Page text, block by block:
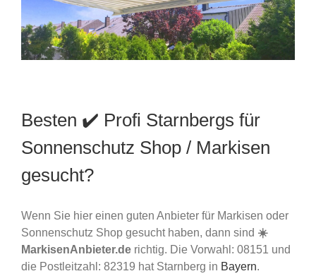
Besten ✔️ Profi Starnbergs für
Sonnenschutz Shop / Markisen
gesucht?
Wenn Sie hier einen guten Anbieter für Markisen oder
Sonnenschutz Shop gesucht haben, dann sind ☀️
MarkisenAnbieter.de richtig. Die Vorwahl: 08151 und
die Postleitzahl: 82319 hat Starnberg in Bayern.